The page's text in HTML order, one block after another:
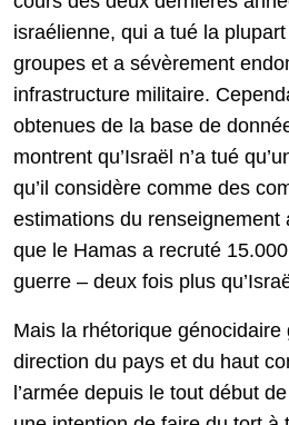
israélienne, qui a tué la
groupes et a sévèrement
infrastructure militaire.
obtenues de la base de
montrent qu’Israël n’a tué
qu’il considère comme des
estimations du renseignement
que le Hamas a recruté
guerre – deux fois plus
Mais la rhétorique génocidaire
direction du pays et du haut
l’armée depuis le tout début